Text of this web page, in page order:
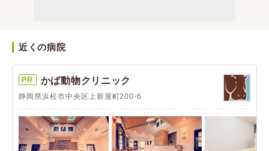
近くの病院
PR かば動物クリニック
静岡県浜松市中央区上新屋町200-6